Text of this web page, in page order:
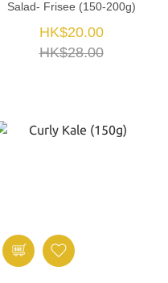
Salad- Frisee (150-200g)
HK$20.00
HK$28.00